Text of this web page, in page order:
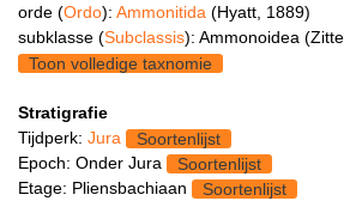
orde (Ordo): Ammonitida (Hyatt, 1889)
subklasse (Subclassis): Ammonoidea
Toon volledige taxnomie
Stratigrafie
Tijdperk: Jura
Soortenlijst
Epoch: Onder Jura
Soortenlijst
Etage: Pliensbachiaan
Soortenlijst